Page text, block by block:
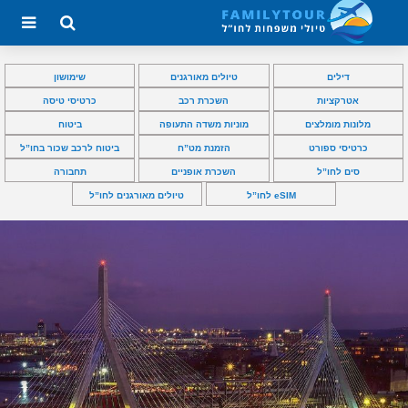
דילים טיולים מאורגנים שימושון
אטרקציות השכרת רכב כרטיסי טיסה
מלונות מומלצים מוניות משדה התעופה ביטוח
כרטיסי ספורט הזמנת מט”ח ביטוח לרכב שכור בחו”ל
סים לחו”ל השכרת אופניים תחבורה
eSIM לחו”ל טיולים מאורגנים לחו”ל